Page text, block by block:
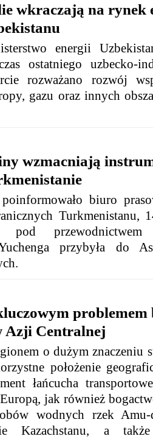
wkraczają na rynek
energii
ostatniego uzbecko-
rozważano rozwój
gazu oraz innych
wzmacniają
biuro
Turkmenistanu,
pod
przybyła do
problemem
Azji Centralnej
o dużym znaczeniu
położenie
łańcucha
jak również
wodnych rzek
Kazachstanu, a